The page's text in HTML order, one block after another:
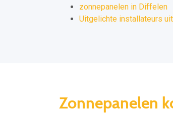
zonnepanelen in Diffelen
Uitgelichte installateurs
Zonnepanelen